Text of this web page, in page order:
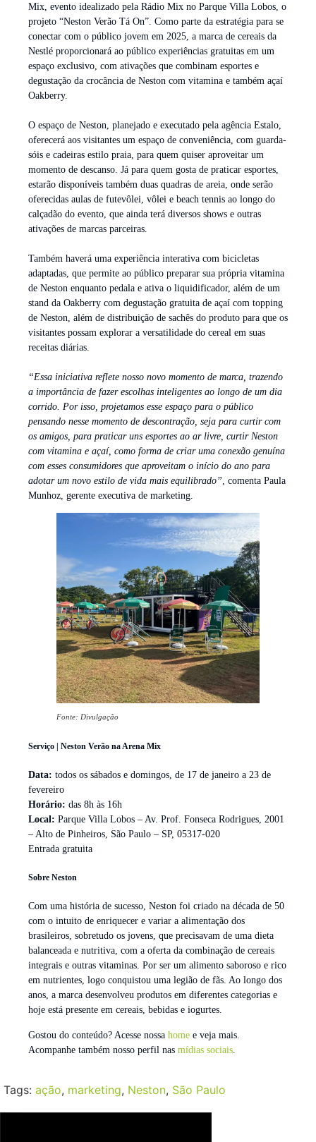
Mix, evento idealizado pela Rádio Mix no Parque Villa Lobos, o
projeto “Neston Verão Tá On”. Como parte da estratégia para se
conectar com o público jovem em 2025, a marca de cereais da
Nestlé proporcionará ao público experiências gratuitas em um
espaço exclusivo, com ativações que combinam esportes e
degustação da crocância de Neston com vitamina e também açaí
Oakberry.
O espaço de Neston, planejado e executado pela agência Estalo,
oferecerá aos visitantes um espaço de conveniência, com guarda-
sóis e cadeiras estilo praia, para quem quiser aproveitar um
momento de descanso. Já para quem gosta de praticar esportes,
estarão disponíveis também duas quadras de areia, onde serão
oferecidas aulas de futevôlei, vôlei e beach tennis ao longo do
calçadão do evento, que ainda terá diversos shows e outras
ativações de marcas parceiras.
Também haverá uma experiência interativa com bicicletas
adaptadas, que permite ao público preparar sua própria vitamina
de Neston enquanto pedala e ativa o liquidificador, além de um
stand da Oakberry com degustação gratuita de açaí com topping
de Neston, além de distribuição de sachês do produto para que os
visitantes possam explorar a versatilidade do cereal em suas
receitas diárias.
“Essa iniciativa reflete nosso novo momento de marca, trazendo
a importância de fazer escolhas inteligentes ao longo de um dia
corrido. Por isso, projetamos esse espaço para o público
pensando nesse momento de descontração, seja para curtir com
os amigos, para praticar uns esportes ao ar livre, curtir Neston
com vitamina e açaí, como forma de criar uma conexão genuína
com esses consumidores que aproveitam o início do ano para
adotar um novo estilo de vida mais equilibrado” , comenta Paula
Munhoz, gerente executiva de marketing.
Fonte: Divulgação
Serviço | Neston Verão na Arena Mix
Data: todos os sábados e domingos, de 17 de janeiro a 23 de
fevereiro
Horário: das 8h às 16h
Local: Parque Villa Lobos – Av. Prof. Fonseca Rodrigues, 2001
– Alto de Pinheiros, São Paulo – SP, 05317-020
Entrada gratuita
Sobre Neston
Com uma história de sucesso, Neston foi criado na década de 50
com o intuito de enriquecer e variar a alimentação dos
brasileiros, sobretudo os jovens, que precisavam de uma dieta
balanceada e nutritiva, com a oferta da combinação de cereais
integrais e outras vitaminas. Por ser um alimento saboroso e rico
em nutrientes, logo conquistou uma legião de fãs. Ao longo dos
anos, a marca desenvolveu produtos em diferentes categorias e
hoje está presente em cereais, bebidas e iogurtes.
Gostou do conteúdo? Acesse nossa home e veja mais.
Acompanhe também nosso perfil nas mídias sociais
Tags: ação, marketing, Neston, São Paulo